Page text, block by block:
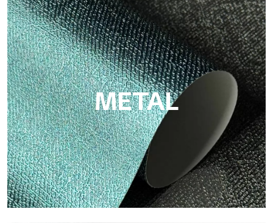
ECO
Eco von Tecnografica ist die ökologische Tapete aus
Zellulosefaser: nachhaltige Unterstützung, ohne PVC, mit
hellen Farben und hoher Qualität.
METAL